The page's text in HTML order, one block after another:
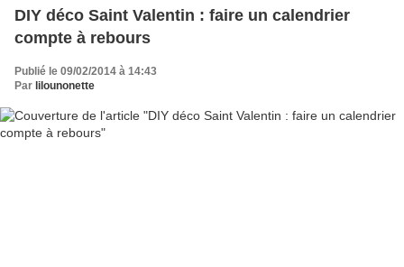
DIY déco Saint Valentin : faire un calendrier
compte à rebours
Publié le 09/02/2014 à 14:43
Par lilounonette